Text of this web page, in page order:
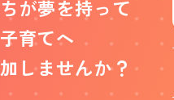
が夢を持って
育てへ
しませんか？